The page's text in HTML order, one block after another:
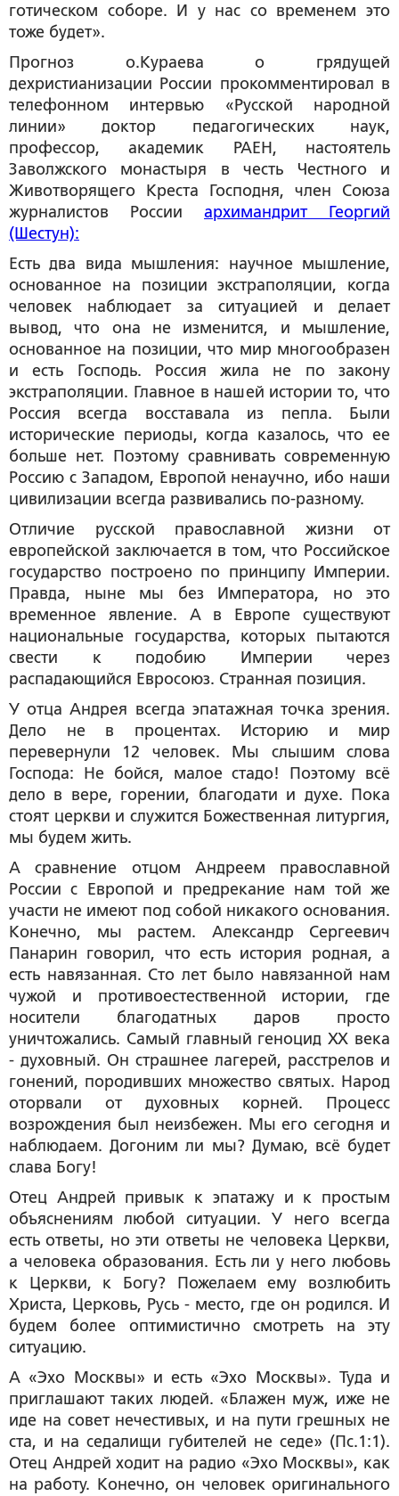
готическом соборе. И у нас со временем это
тоже будет».
Прогноз о.Кураева о грядущей
дехристианизации России прокомментировал в
телефонном интервью «Русской народной
линии» доктор педагогических наук,
профессор, академик РАЕН, настоятель
Заволжского монастыря в честь Честного и
Животворящего Креста Господня, член Союза
журналистов России архимандрит Георгий
(Шестун):
Есть два вида мышления: научное мышление,
основанное на позиции экстраполяции, когда
человек наблюдает за ситуацией и делает
вывод, что она не изменится, и мышление,
основанное на позиции, что мир многообразен
и есть Господь. Россия жила не по закону
экстраполяции. Главное в нашей истории то, что
Россия всегда восставала из пепла. Были
исторические периоды, когда казалось, что ее
больше нет. Поэтому сравнивать современную
Россию с Западом, Европой ненаучно, ибо наши
цивилизации всегда развивались по-разному.
Отличие русской православной жизни от
европейской заключается в том, что Российское
государство построено по принципу Империи.
Правда, ныне мы без Императора, но это
временное явление. А в Европе существуют
национальные государства, которых пытаются
свести к подобию Империи через
распадающийся Евросоюз. Странная позиция.
У отца Андрея всегда эпатажная точка зрения.
Дело не в процентах. Историю и мир
перевернули 12 человек. Мы слышим слова
Господа:
Не бойся, малое стадо!
Поэтому всё
дело в вере, горении, благодати и духе. Пока
стоят церкви и служится Божественная литургия,
мы будем жить.
А сравнение отцом Андреем православной
России с Европой и предрекание нам той же
участи не имеют под собой никакого основания.
Конечно, мы растем. Александр Сергеевич
Панарин говорил, что есть история родная, а
есть навязанная. Сто лет было навязанной нам
чужой и противоестественной истории, где
носители благодатных даров просто
уничтожались. Самый главный геноцид ХХ века
- духовный. Он страшнее лагерей, расстрелов и
гонений, породивших множество святых. Народ
оторвали от духовных корней. Процесс
возрождения был неизбежен. Мы его сегодня и
наблюдаем. Догоним ли мы? Думаю, всё будет
слава Богу!
Отец Андрей привык к эпатажу и к простым
объяснениям любой ситуации. У него всегда
есть ответы, но эти ответы не человека Церкви,
а человека образования. Есть ли у него любовь
к Церкви, к Богу? Пожелаем ему возлюбить
Христа, Церковь, Русь - место, где он родился. И
будем более оптимистично смотреть на эту
ситуацию.
А «Эхо Москвы» и есть «Эхо Москвы». Туда и
приглашают таких людей. «Блажен муж, иже не
иде на совет нечестивых, и на пути грешных не
ста, и на седалищи губителей не седе» (Пс.1:1).
Отец Андрей ходит на радио «Эхо Москвы», как
на работу. Конечно, он человек оригинального